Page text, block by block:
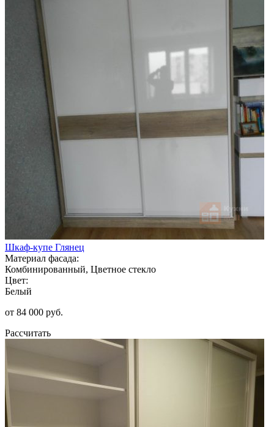
Шкаф-купе Глянец
Материал фасада:
Комбинированный, Цветное стекло
Цвет:
Белый
от 84 000 руб.
Рассчитать